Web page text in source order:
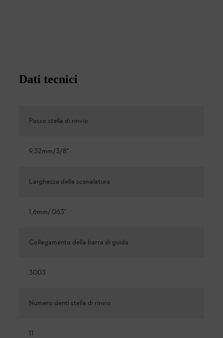
Dati tecnici
Passo stella di rinvio
9,32mm/3/8"
Larghezza della scanalatura
1,6mm/.063"
Collegamento della barra di guida
3003
Numero denti stella di rinvio
11